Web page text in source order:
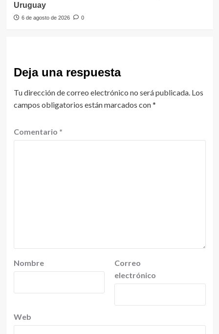
Uruguay
6 de agosto de 2026 0
Deja una respuesta
Tu dirección de correo electrónico no será publicada. Los
campos obligatorios están marcados con*
Comentario *
Nombre
Correo
electrónico
Web